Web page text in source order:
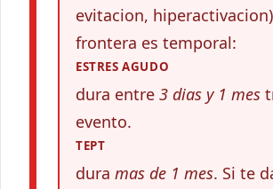
evitacion,
frontera es temporal:
ESTRES AGUDO
dura entre 3 dias y 1 mes
evento.
TEPT
dura mas de 1 mes. Si te